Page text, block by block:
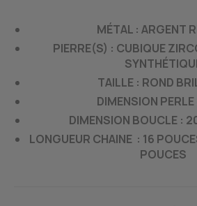
MÉTAL : ARGENT
PIERRE(S) : CUBIQUE
TAILLE : ROND
DIMENSION
DIMENSION BOUCLE :
LONGUEUR CHAINE : 16
POUCES